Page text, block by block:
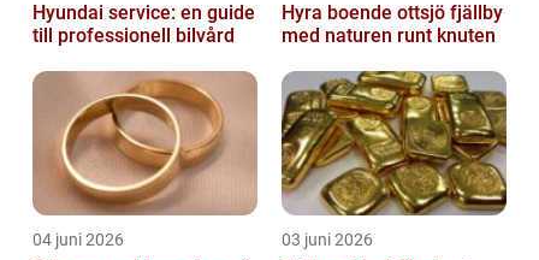
Hyundai service: en guide
till professionell bilvård
Hyra boende ottsjö fjällby
med naturen runt knuten
04 juni 2026 03 juni 2026